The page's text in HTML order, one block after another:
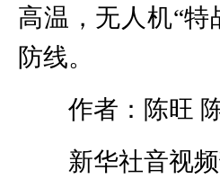
高温，无人机“
防线。
作者：陈旺
新华社音视